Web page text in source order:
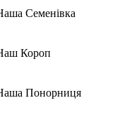
Семенівка
Короп
Понорниця